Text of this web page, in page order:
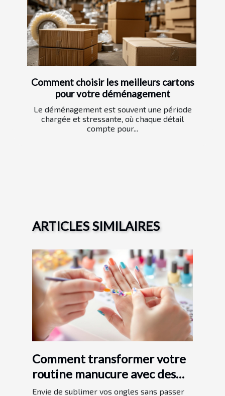
Comment choisir les meilleurs cartons
pour votre déménagement
Le déménagement est souvent une période
chargée et stressante, où chaque détail
compte pour...
ARTICLES SIMILAIRES
Comment transformer votre
routine manucure avec des
autocollants pour ongles ?
Envie de sublimer vos ongles sans passer